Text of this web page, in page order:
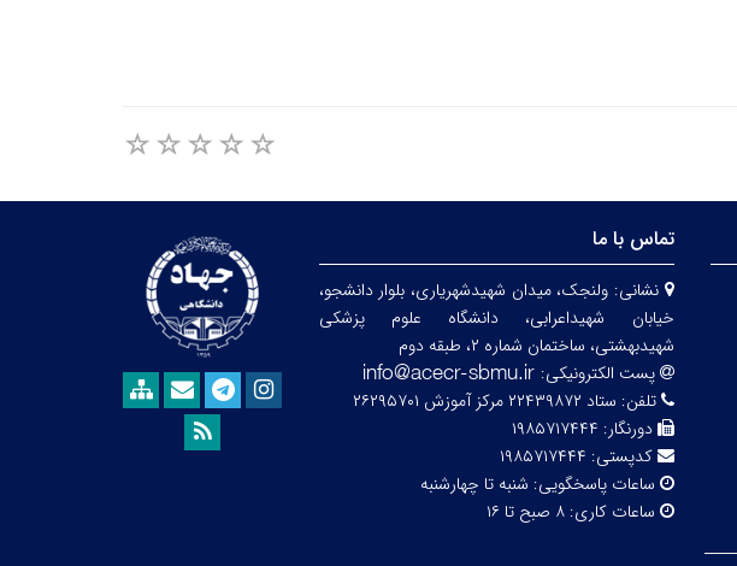
تماس با ما
نشانی: ولنجک، میدان شهیدشهریاری، بلوار دانشجو،
خیابان شهیداعرابی، دانشگاه علوم پزشکی
شهیدبهشتی، ساختمان شماره ۲، طبقه دوم
پست الکترونیکی:
تلفن: ستاد ۲۲۴۳۹۸۷۲ مرکز آموزش ۲۶۲۹۵۷۰۱
دورنگار: ۱۹۸۵۷۱۷۴۴۴
کدپستی: ۱۹۸۵۷۱۷۴۴۴
ساعات پاسخگویی: شنبه تا چهارشنبه
ساعات کاری:۸ صبح تا ۱۶